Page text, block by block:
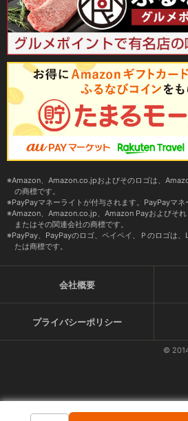
Amazon、Amazon.co.jpおよびそのロゴは、
の商標です。
PayPayマネーライトが付与されます。PayPayマネ
Amazon、Amazon.co.jp、Amazon Payおよびそ
またはその関連会社の商標です。
PayPay、PayPayのロゴ、ペイペイ、Ｐのロゴは
たは商標です。
会社概要
プライバシーポリシー
©